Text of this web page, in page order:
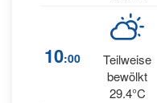
10:00
Teilweise
bewölkt
29.4°C